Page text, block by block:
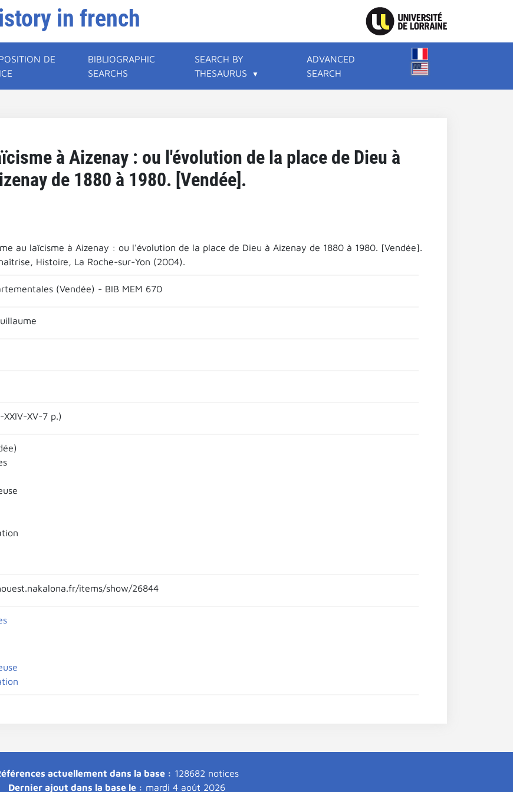
in french
DE
BIBLIOGRAPHIC
SEARCHS
SEARCH BY
THESAURUS
ADVANCED
SEARCH
à Aizenay : ou l'évolution de la place de Dieu à
de 1880 à 1980. [Vendée].
au laïcisme à Aizenay : ou l'évolution de la place de Dieu à Aizenay de 1880 à 1980. [Vendée].
Histoire, La Roche-sur-Yon (2004).
(Vendée) - BIB MEM 670
XXIV-XV-7 p.)
items/show/26844
actuellement dans la base : 128682 notices
Dernier ajout dans la base le : mardi 4 août 2026